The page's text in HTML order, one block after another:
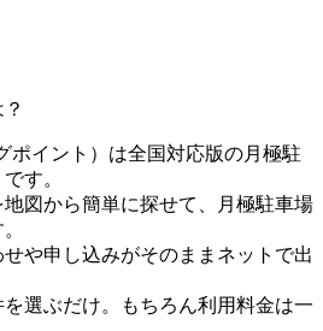
ポイント）は全国対応版の月極駐
す。
図から簡単に探せて、月極駐車場
や申し込みがそのままネットで出
選ぶだけ。もちろん利用料金は一